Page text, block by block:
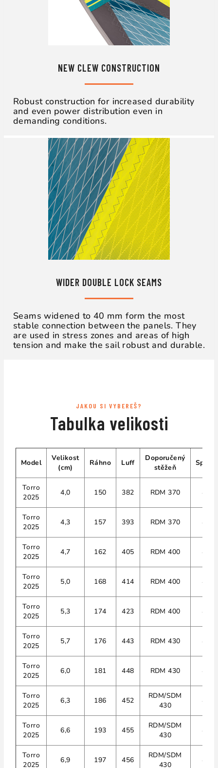
NEW CLEW CONSTRUCTION
Robust construction for increased durability
and even power distribution even in
demanding conditions.
WIDER DOUBLE LOCK SEAMS
Seams widened to 40 mm form the most
stable connection between the panels. They
are used in stress zones and areas of high
tension and make the sail robust and durable.
JAKOU SI VYBEREŠ?
Tabulka velikosti
Model
Velikost
(cm)
Ráhno Luff
Doporučený
stěžeň
Spíry
Torro
2025
4,0 150 382 RDM 370 4
Torro
2025
4,3 157 393 RDM 370 4
Torro
2025
4,7 162 405 RDM 400 4
Torro
2025
5,0 168 414 RDM 400 4
Torro
2025
5,3 174 423 RDM 400 4
Torro
2025
5,7 176 443 RDM 430 4
Torro
2025
6,0 181 448 RDM 430 4
Torro
2025
6,3 186 452
RDM/SDM
430
4
Torro
2025
6,6 193 455
RDM/SDM
430
4
Torro
2025
6,9 197 456
RDM/SDM
430
4